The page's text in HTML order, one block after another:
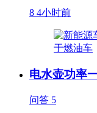
8 4小时前
电水壶功率
问答 5